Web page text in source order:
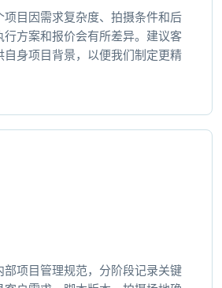
项目因需求复杂度、拍摄条件和后
方案和报价会有所差异。建议客
自身项目背景，以便我们制定更精
项目管理规范，分阶段记录关键